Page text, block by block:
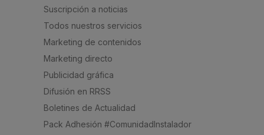
Suscripción a noticias
Todos nuestros servicios
Marketing de contenidos
Marketing directo
Publicidad gráfica
Difusión en RRSS
Boletines de Actualidad
Pack Adhesión #ComunidadInstalador